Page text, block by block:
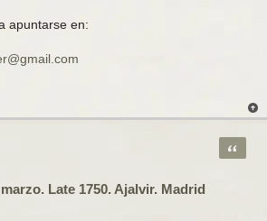
apuntarse en:
Late 1750. Ajalvir. Madrid
Citar